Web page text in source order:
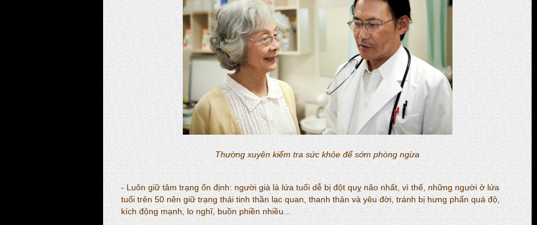
Thường xuyên kiểm tra sức khỏe để sớm phòng ngừa
- Luôn giữ tâm trạng ổn định: người già là lứa tuổi dễ bị đột quỵ não nhất, vì thế, những người ở lứa
tuổi trên 50 nên giữ trạng thái tinh thần lạc quan, thanh thản và yêu đời, tránh bị hưng phấn quá độ,
kích động mạnh, lo nghĩ, buồn phiền nhiều...